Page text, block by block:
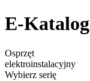
E-Katalog
Osprzęt
elektroinstalacyjny
Wybierz serię